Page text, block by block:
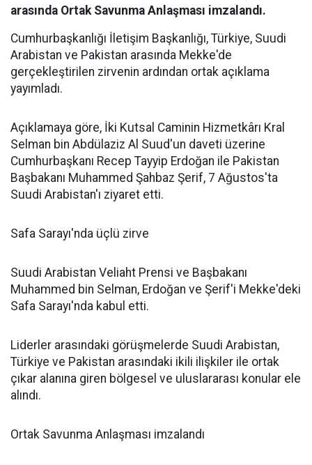
arasında Ortak Savunma Anlaşması imzalandı.
Cumhurbaşkanlığı İletişim Başkanlığı, Türkiye, Suudi
Arabistan ve Pakistan arasında Mekke'de
gerçekleştirilen zirvenin ardından ortak açıklama
yayımladı.
Açıklamaya göre, İki Kutsal Caminin Hizmetkârı Kral
Selman bin Abdülaziz Al Suud'un daveti üzerine
Cumhurbaşkanı Recep Tayyip Erdoğan ile Pakistan
Başbakanı Muhammed Şahbaz Şerif, 7 Ağustos'ta
Suudi Arabistan'ı ziyaret etti.
Safa Sarayı'nda üçlü zirve
Suudi Arabistan Veliaht Prensi ve Başbakanı
Muhammed bin Selman, Erdoğan ve Şerif'i Mekke'deki
Safa Sarayı'nda kabul etti.
Liderler arasındaki görüşmelerde Suudi Arabistan,
Türkiye ve Pakistan arasındaki ikili ilişkiler ile ortak
çıkar alanına giren bölgesel ve uluslararası konular ele
alındı.
Ortak Savunma Anlaşması imzalandı